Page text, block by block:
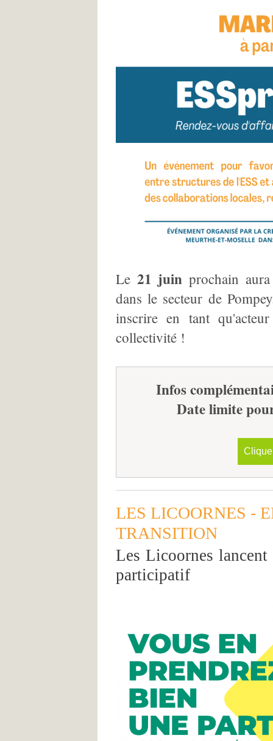
Le 21 juin prochain
dans le secteur de
inscrire en tant
collectivité !
Infos
Date limite
LES LICOORNES -
TRANSITION
Les Licoornes lancent
participatif